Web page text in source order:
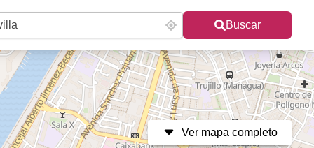
Buscar
Ver mapa completo